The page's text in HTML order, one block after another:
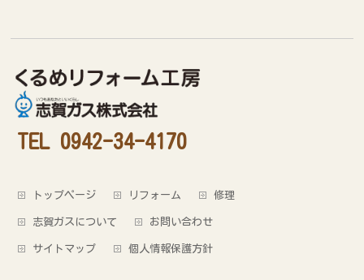
TEL 0942-34-4170
トップページ リフォーム 修理
志賀ガスについて お問い合わせ
サイトマップ 個人情報保護方針